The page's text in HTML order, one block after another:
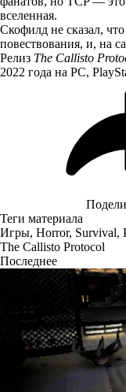
вселенная.
Скофилд не сказал,
повествования, и, на
Релиз The Callisto
2022 года на PC,
Теги материала
Игры, Horror, Survival,
The Callisto Protocol
Последнее